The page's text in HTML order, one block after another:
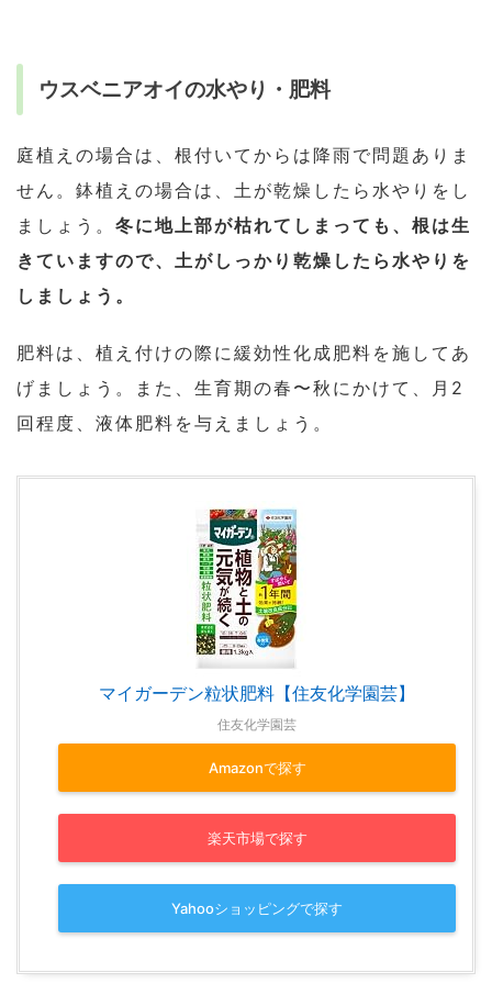
ウスベニアオイの水やり・肥料
庭植えの場合は、根付いてからは降雨で問題ありま
せん。鉢植えの場合は、土が乾燥したら水やりをし
ましょう。 冬に地上部が枯れてしまっても、根は生
きていますので、土がしっかり乾燥したら水やりを
しましょう。
肥料は、植え付けの際に緩効性化成肥料を施してあ
げましょう。また、生育期の春〜秋にかけて、月2
回程度、液体肥料を与えましょう。
マイガーデン粒状肥料【住友化学園芸】
住友化学園芸
Amazonで探す
楽天市場で探す
Yahooショッピングで探す